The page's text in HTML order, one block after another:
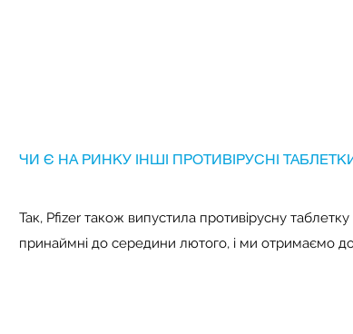
ЧИ Є НА РИНКУ ІНШІ ПРОТИВІРУСНІ
Так, Pfizer також випустила противірусну
принаймні до середини лютого, і ми отримаємо